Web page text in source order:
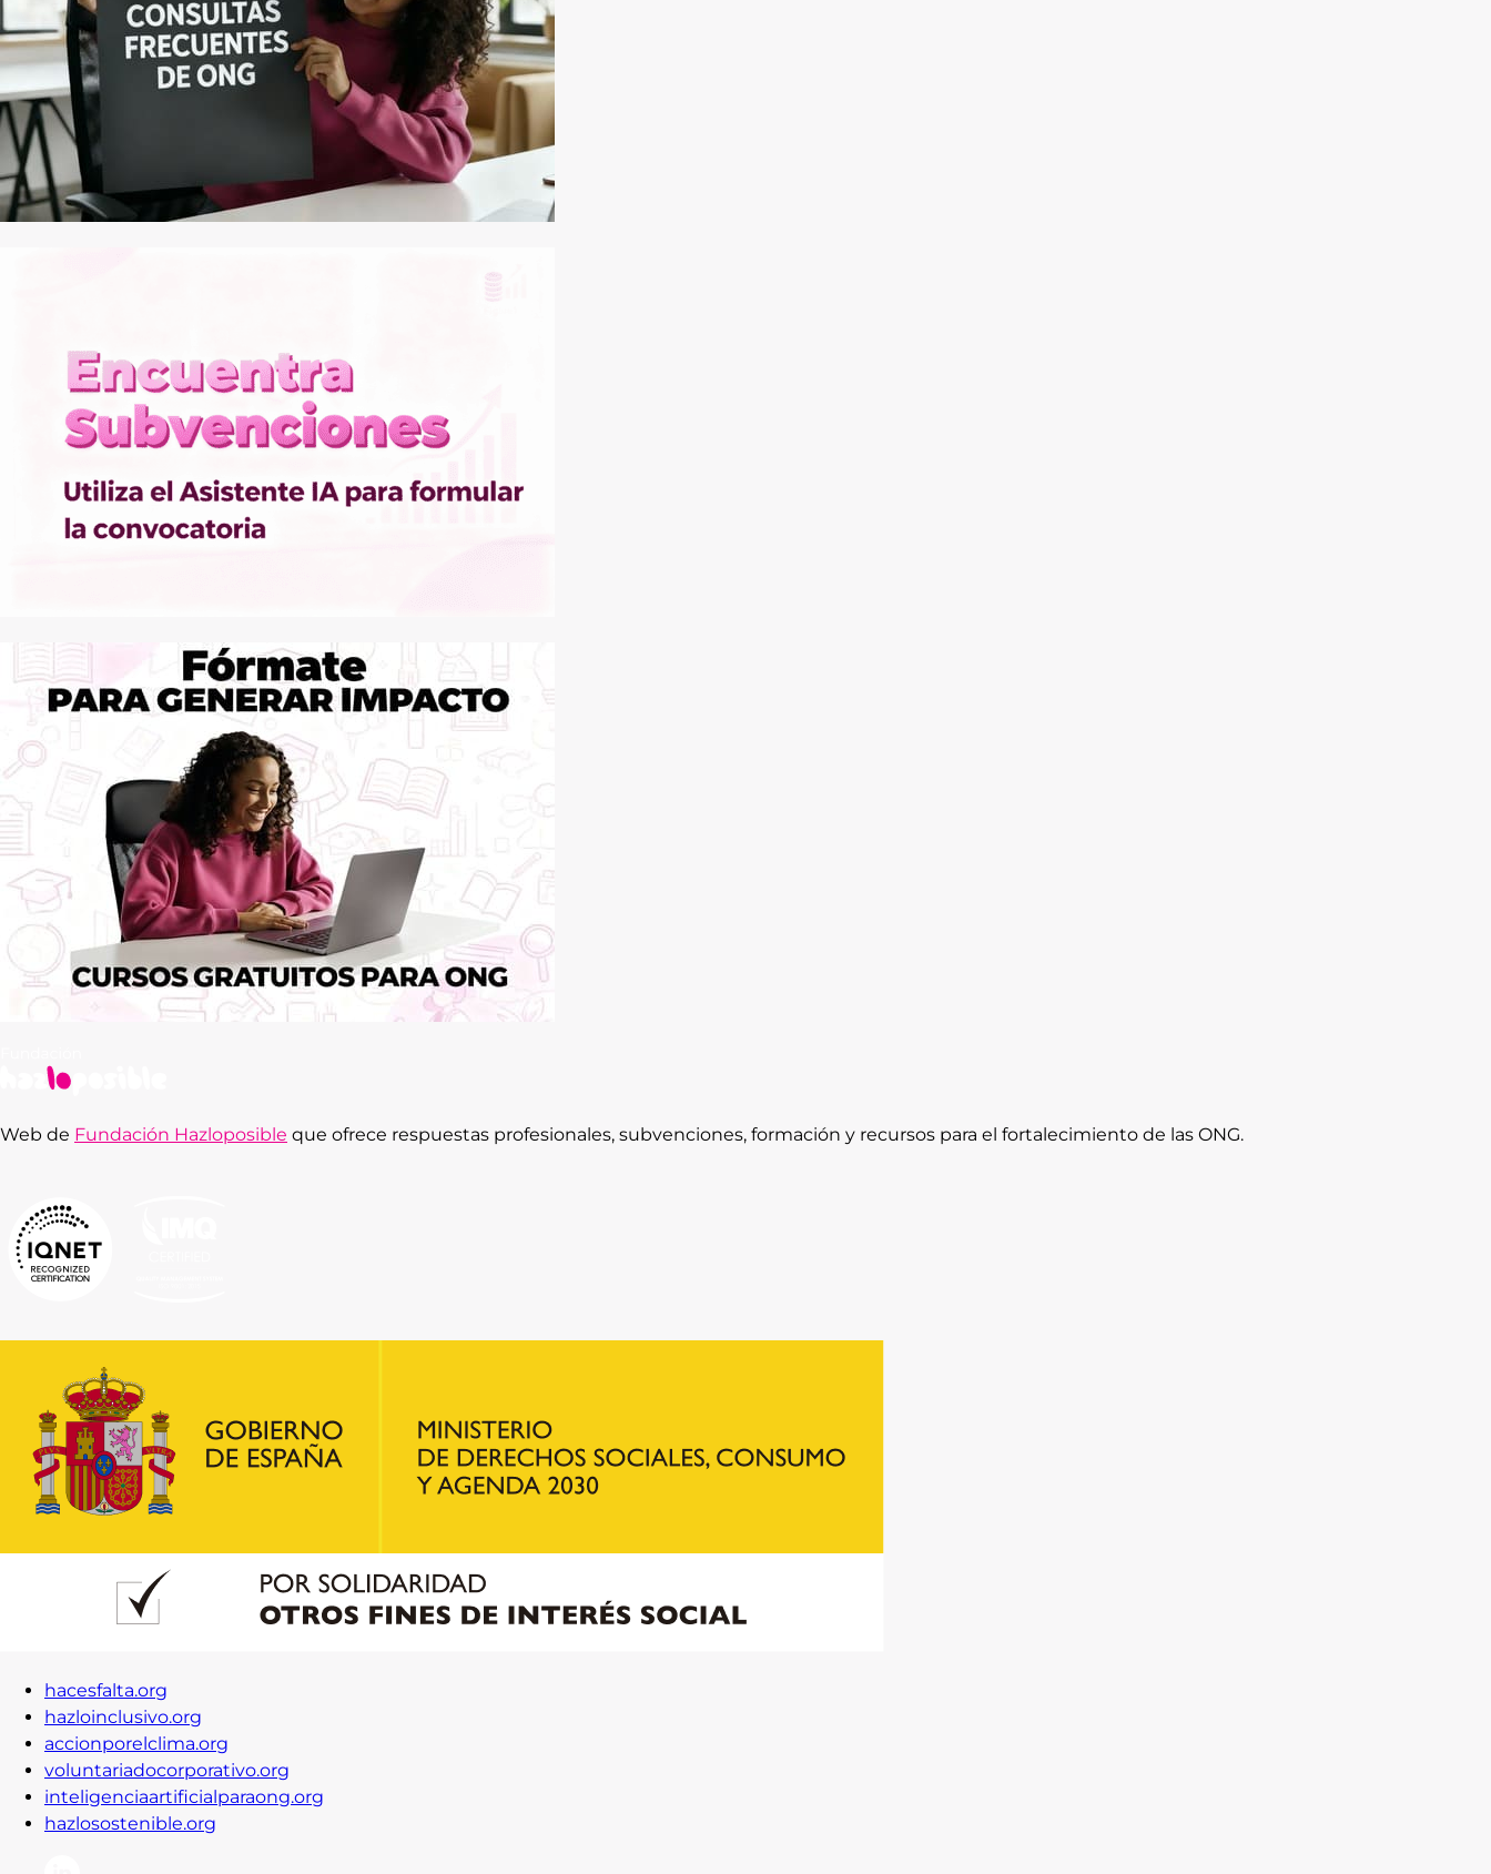
Web de Fundación Hazloposible que ofrece respuestas profesionales, subvenciones, formación y recursos para el fortalecimiento de las ONG.
hacesfalta.org
hazloinclusivo.org
accionporelclima.org
voluntariadocorporativo.org
inteligenciaartificialparaong.org
hazlosostenible.org